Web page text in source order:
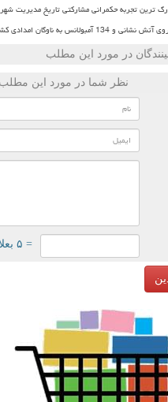
ترین تجربه حکمرانی مشارکتی تاریخ مدیریت
در مورد این مطلب
نظر شما در مورد این مطلب
= ۵ بعلاوه ۵